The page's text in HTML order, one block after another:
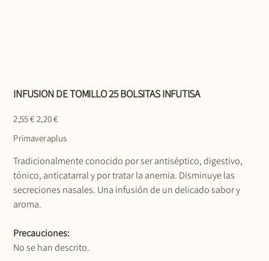
INFUSION DE TOMILLO 25 BOLSITAS INFUTISA
original
2,55 € de
2,20 €
Primaveraplus
Tradicionalmente conocido por ser antiséptico, digestivo,
tónico, anticatarral y por tratar la anemia. Disminuye las
secreciones nasales. Una infusión de un delicado sabor y
aroma.
Precauciones:
No se han descrito.